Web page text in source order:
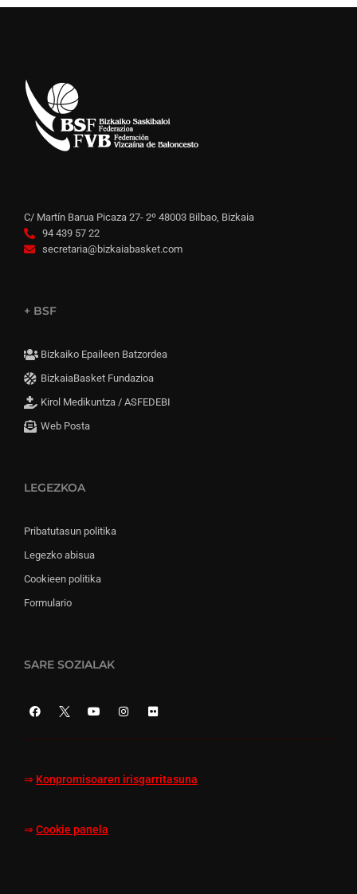
C/ Martín Barua Picaza 27- 2º 48003 Bilbao, Bizkaia
94 439 57 22
secretaria@bizkaiabasket.com
+ BSF
Bizkaiko Epaileen Batzordea
BizkaiaBasket Fundazioa
Kirol Medikuntza / ASFEDEBI
Web Posta
LEGEZKOA
Pribatutasun politika
Legezko abisua
Cookieen politika
Formulario
SARE SOZIALAK
⇒ Konpromisoaren irisgarritasuna
⇒ Cookie panela